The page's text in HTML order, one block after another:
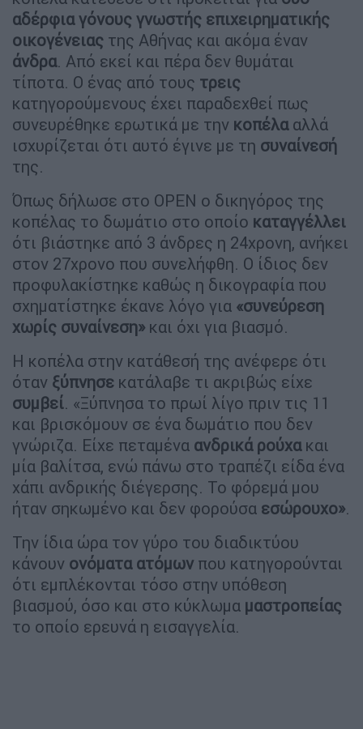
αδέρφια γόνους γνωστής επιχειρηματικής
οικογένειας της Αθήνας και ακόμα έναν
άνδρα. Από εκεί και πέρα δεν θυμάται
τίποτα. Ο ένας από τους τρεις
κατηγορούμενους έχει παραδεχθεί πως
συνευρέθηκε ερωτικά με την κοπέλααλλά
ισχυρίζεται ότι αυτό έγινε με τη συναίνεσή
της.
Όπως δήλωσε στο OPEN ο δικηγόρος της
κοπέλας το δωμάτιο στο οποίο καταγγέλλει
ότι βιάστηκε από 3 άνδρες η 24χρονη, ανήκει
στον 27χρονο που συνελήφθη. Ο ίδιος δεν
προφυλακίστηκε καθώς η δικογραφία που
σχηματίστηκε έκανε λόγο για «συνεύρεση
χωρίς συναίνεση» και όχι για βιασμό.
Η κοπέλα στην κατάθεσή της ανέφερε ότι
όταν ξύπνησε κατάλαβε τι ακριβώς είχε
συμβεί. «Ξύπνησα το πρωί λίγο πριν τις 11
και βρισκόμουν σε ένα δωμάτιο που δεν
γνώριζα. Είχε πεταμένα ανδρικά ρούχακαι
μία βαλίτσα, ενώ πάνω στο τραπέζι είδα ένα
χάπι ανδρικής διέγερσης. Το φόρεμά μου
ήταν σηκωμένο και δεν φορούσα εσώρουχο».
Την ίδια ώρα τον γύρο του διαδικτύου
κάνουν ονόματα ατόμων που κατηγορούνται
ότι εμπλέκονται τόσο στην υπόθεση
βιασμού, όσο και στο κύκλωμα μαστροπείας
το οποίο ερευνά η εισαγγελία.